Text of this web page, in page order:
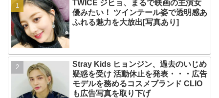
TWICE ジヒョ、まるで映画の主演女
優みたい！ ツインテール姿で透明感あ
ふれる魅力を大放出[写真あり]
Stray Kids ヒョンジン、過去のいじめ
疑惑を受け 活動休止を発表・・・広告
モデルを務めるコスメブランド CLIO
も広告写真を取り下げ